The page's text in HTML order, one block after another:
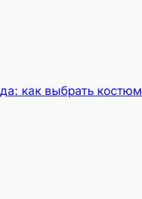
как выбрать костюм